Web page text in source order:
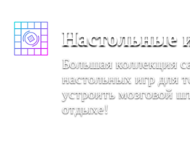
Настольные
Большая коллекция
настольных игр для
устроить мозговой
отдыхе!